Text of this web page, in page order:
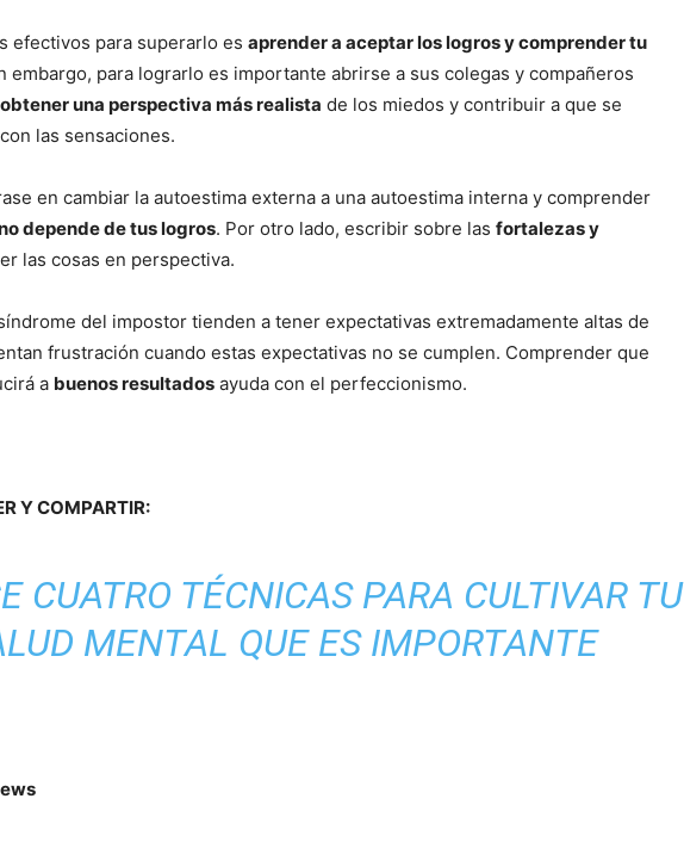
efectivos para superarlo es aprender a aceptar los logros y comprender tu
embargo, para lograrlo es importante abrirse a sus colegas y compañeros
obtener una perspectiva más realista de los miedos y contribuir a que se
las sensaciones.
en cambiar la autoestima externa a una autoestima interna y comprender
depende de tus logros. Por otro lado, escribir sobre las fortalezas y
las cosas en perspectiva.
del impostor tienden a tener expectativas extremadamente altas de
frustración cuando estas expectativas no se cumplen. Comprender que
a buenos resultados ayuda con el perfeccionismo.
Y COMPARTIR:
CUATRO TÉCNICAS PARA CULTIVAR TU
MENTAL QUE ES IMPORTANTE